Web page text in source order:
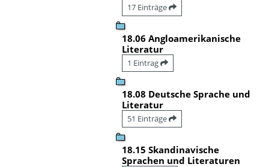
17 Einträge
18.06 Angloamerikanische
Literatur
1 Eintrag
18.08 Deutsche Sprache und
Literatur
51 Einträge
18.15 Skandinavische
Sprachen und Literaturen